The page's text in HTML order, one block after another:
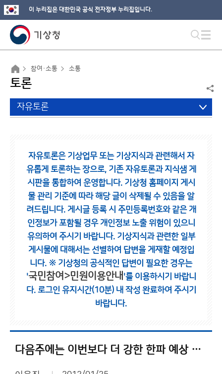
이 누리집은 대한민국 공식 전자정부 누리집입니다.
참여·소통 소통
토론
자유토론
자유토론은 기상업무 또는 기상지식과 관련해서 자
유롭게 토론하는 장으로, 기존 자유토론과 지식샘 게
시판을 통합하여 운영합니다. 기상청 홈페이지 게시
물 관리 기준에 따라 해당 글이 삭제될 수 있음을 알
려드립니다. 게시글 등록 시 주민등록번호와 같은 개
인정보가 포함될 경우 개인정보 노출 위험이 있으니
유의하여 주시기 바랍니다. 기상지식과 관련한 일부
게시물에 대해서는 선별하여 답변을 게재할 예정입
니다. ※ 기상청의 공식적인 답변이 필요한 경우는
'국민참여>민원이용안내 '를 이용하시기 바랍니
다. 로그인 유지시간(10분) 내 작성 완료하여 주시기
바랍니다.
다음주에는 이번보다 더 강한 한파 예상 되네요...?